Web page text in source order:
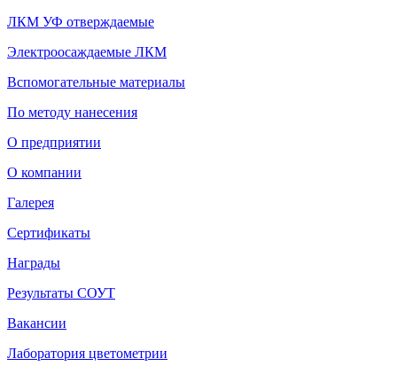
ЛКМ УФ отверждаемые
Электроосаждаемые ЛКМ
Вспомогательные материалы
По методу нанесения
О предприятии
О компании
Галерея
Сертификаты
Награды
Результаты СОУТ
Вакансии
Лаборатория цветометрии